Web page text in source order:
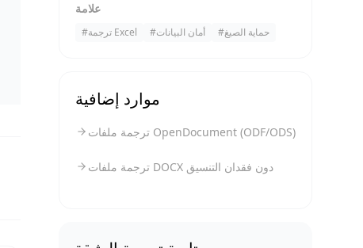
علامة
# ترجمة Excel #أمان البيانات #حماية الصيغ
موارد إضافية
ترجمة ملفات OpenDocument ‏(ODF/ODS)
ترجمة ملفات DOCX دون فقدان التنسيق